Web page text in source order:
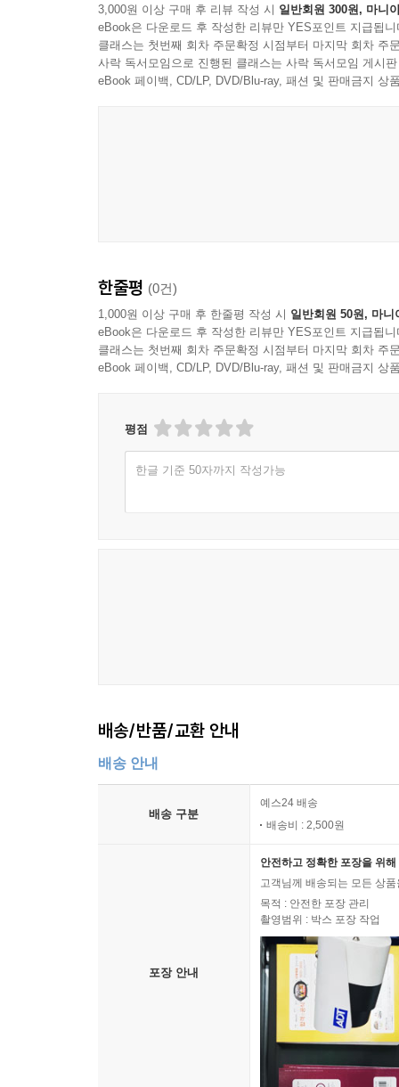
--- p.202
인간이 할 수 있는 일은 다만 신을 이해하기 위해
그러나 인간은 신을 정의할 수 없듯이 신에 대한
폐기될 수밖에 없으며, 실제로 종교들은 기존의
3,000원 이상 구매 후 리뷰 작성 시 일반회원 300원, 마니
eBook은 다운로드 후 작성한 리뷰만 YES포인트 지급됩니
클래스는 첫번째 회차 주문확정 시점부터 마지막 회차 주
사락 독서모임으로 진행된 클래스는 사락 독서모임 게시
eBook 페이백, CD/LP, DVD/Blu-ray, 패션 및 판매금지 상
한줄평 (0건)
1,000원 이상 구매 후 한줄평 작성 시 일반회원 50원, 마니
eBook은 다운로드 후 작성한 리뷰만 YES포인트 지급됩니
클래스는 첫번째 회차 주문확정 시점부터 마지막 회차 주
eBook 페이백, CD/LP, DVD/Blu-ray, 패션 및 판매금지 상
평점
한글 기준 50자까지 작성가능
배송/반품/교환 안내
배송 안내
배송 구분
예스24 배송
배송비 : 2,500원
포장 안내
안전하고 정확한 포장을 위
고객님께 배송되는 모든 상
목적 : 안전한 포장 관리
촬영범위 : 박스 포장 작업